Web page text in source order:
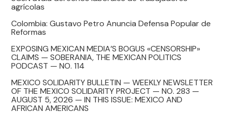
agrícolas
Colombia: Gustavo Petro Anuncia Defensa Popular de
Reformas
EXPOSING MEXICAN MEDIA’S BOGUS «CENSORSHIP»
CLAIMS — SOBERANIA, THE MEXICAN POLITICS
PODCAST — NO. 114
MEXICO SOLIDARITY BULLETIN — WEEKLY NEWSLETTER
OF THE MEXICO SOLIDARITY PROJECT — NO. 283 —
AUGUST 5, 2026 — IN THIS ISSUE: MEXICO AND
AFRICAN AMERICANS